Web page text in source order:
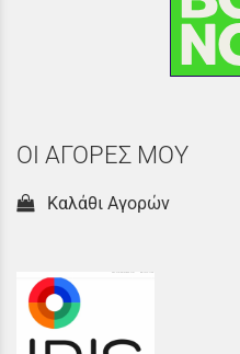
ΟΙ ΑΓΟΡΕΣ ΜΟΥ
Καλάθι Αγορών